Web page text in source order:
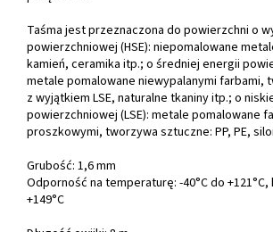
Taśma jest przeznaczona do powierzchni o
powierzchniowej (HSE): niepomalowane
kamień, ceramika itp.; o średniej energii
metale pomalowane niewypalanymi farbami,
z wyjątkiem LSE, naturalne tkaniny itp.; o
powierzchniowej (LSE): metale pomalowane
proszkowymi, tworzywa sztuczne: PP, PE,
Grubość: 1,6 mm
Odporność na temperaturę: -40°C do
+149°C